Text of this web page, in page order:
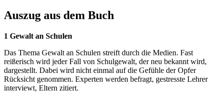
Auszug aus dem Buch
1 Gewalt an Schulen
Das Thema Gewalt an Schulen streift durch die Medien. Fast
reißerisch wird jeder Fall von Schulgewalt, der neu bekannt wird,
dargestellt. Dabei wird nicht einmal auf die Gefühle der Opfer
Rücksicht genommen. Experten werden befragt, gestresste Lehrer
interviewt, Eltern zitiert.